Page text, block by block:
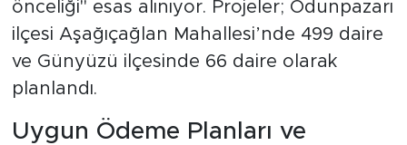
önceliği" esas alınıyor. Projeler; Odunpazarı
ilçesi Aşağıçağlan Mahallesi’nde 499 daire
ve Günyüzü ilçesinde 66 daire olarak
planlandı.
Uygun Ödeme Planları ve